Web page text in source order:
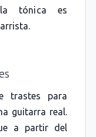
tónica es
trastes para
guitarra real.
a partir del